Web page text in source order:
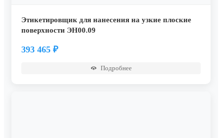
Этикетировщик для нанесения на узкие плоские
поверхности ЭН00.09
393 465 ₽
Подробнее